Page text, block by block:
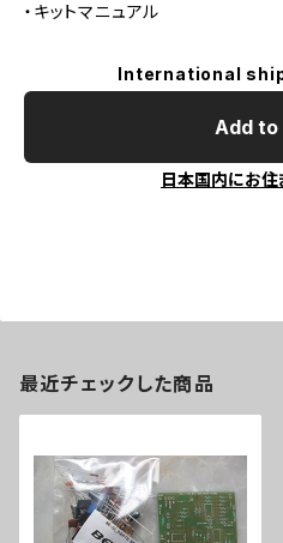
・キットマニュアル
International
Add
日本国内にお
最近チェックした商品